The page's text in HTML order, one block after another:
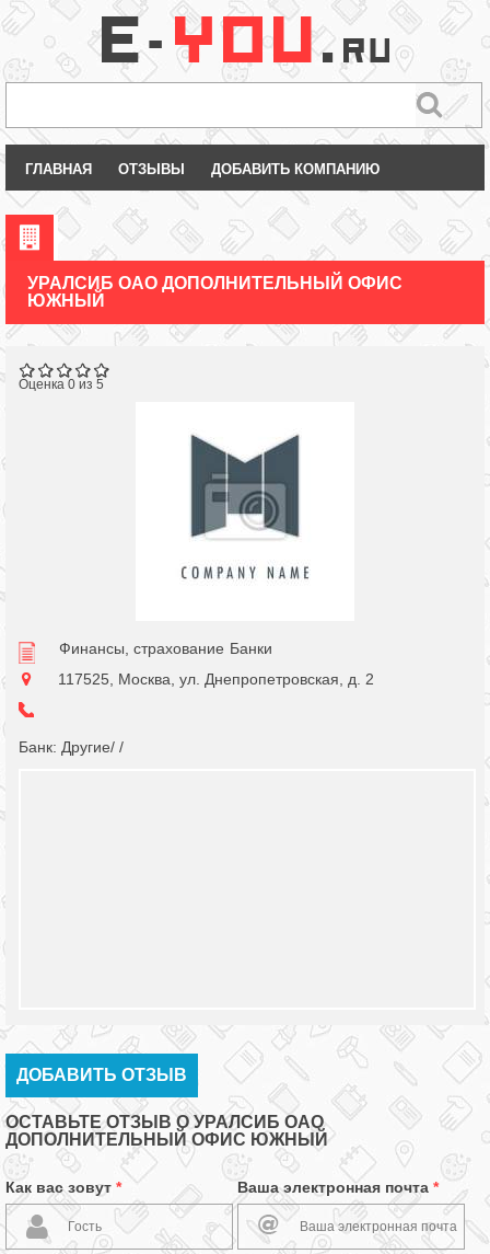
ГЛАВНАЯ ОТЗЫВЫ ДОБАВИТЬ КОМПАНИЮ
УРАЛСИБ ОАО ДОПОЛНИТЕЛЬНЫЙ ОФИС
ЮЖНЫЙ
Оценка 0 из 5
Финансы, страхование Банки
117525, Москва, ул. Днепропетровская, д. 2
Банк: Другие/ /
ДОБАВИТЬ ОТЗЫВ
ОСТАВЬТЕ ОТЗЫВ О УРАЛСИБ ОАО
ДОПОЛНИТЕЛЬНЫЙ ОФИС ЮЖНЫЙ
Как вас зовут * Ваша электронная почта *